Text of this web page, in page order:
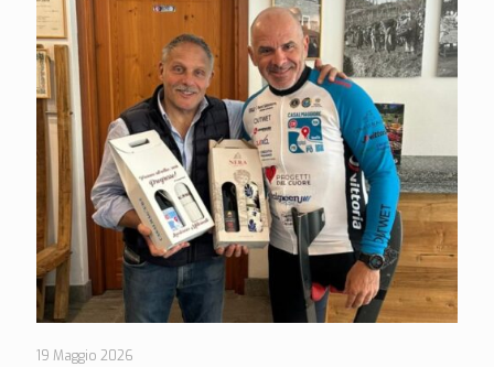
19 Maggio 2026